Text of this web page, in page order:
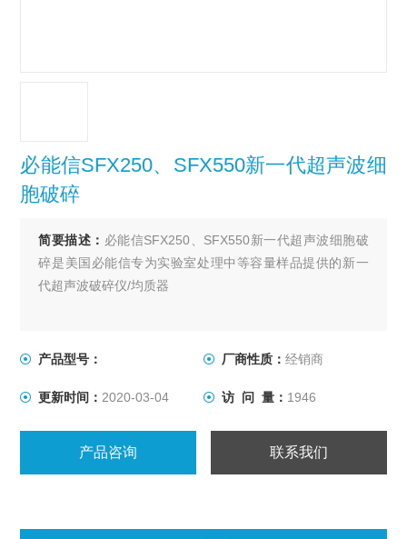
必能信SFX250、SFX550新一代超声波细
胞破碎
简要描述： 必能信SFX250、SFX550新一代超声波细胞破
碎是美国必能信专为实验室处理中等容量样品提供的新一
代超声波破碎仪/均质器
产品型号： 厂商性质： 经销商
更新时间： 2020-03-04 访 问 量： 1946
产品咨询 联系我们